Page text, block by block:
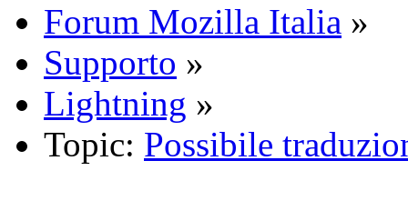
Forum Mozilla Italia »
Supporto »
Lightning »
Topic: Possibile